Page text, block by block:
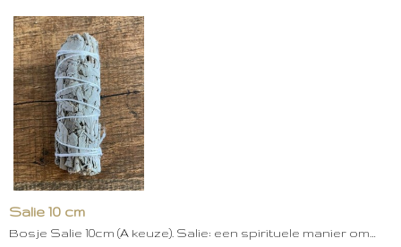
Salie 10 cm
Bosje Salie 10cm (A keuze). Salie: een spirituele manier om…